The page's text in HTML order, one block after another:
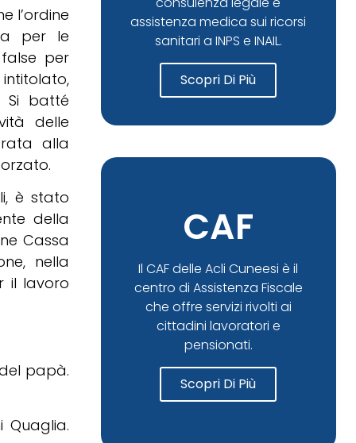
l’ordine
per le
per
Si batté
delle
alla
è stato
della
Cassa
nella
il lavoro
papà.
Quaglia.
assistenza medica sui ricorsi
sanitari a INPS e INAIL.
Scopri Di Più
CAF
Il CAF delle Acli Cuneesi è il
centro di Assistenza Fiscale
che offre servizi rivolti ai
cittadini lavoratori e
pensionati.
Scopri Di Più